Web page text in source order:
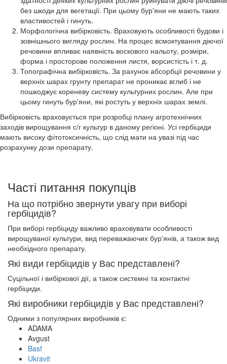
без шкоди для вегетації. При цьому бур'яни не мають таких
властивостей і гинуть.
Морфологічна вибірковість. Враховують особливості будови і
зовнішнього вигляду рослин. На процес всмоктування діючої
речовини впливає наявність воскового нальоту, розміри,
форма і просторове положення листя, ворсистість і т. д.
Топографічна вибірковість. За рахунок абсорбції речовини у
верхніх шарах грунту препарат не проникає вглиб і не
пошкоджує кореневу систему культурних рослин. Але при
цьому гинуть бур'яни, які ростуть у верхніх шарах землі.
Вибірковість враховується при розробці плану агротехнічних
заходів вирощування с/г культур в даному регіоні. Усі гербіциди
мають високу фітотоксичність, що слід мати на увазі під час
розрахунку дози препарату.
Часті питання покупців
На що потрібно звернути увагу при виборі
гербіцидів?
При виборі гербіциду важливо враховувати особливості
вирощуваної культури, вид переважаючих бур'янів, а також вид
необхідного препарату.
Які види гербіцидів у Вас представлені?
Суцільної і вибіркової дії, а також системні та контактні
гербіциди.
Які виробники гербіцидів у Вас представлені?
Одними з популярних виробників є:
ADAMA
Avgust
Basf
Ukravit